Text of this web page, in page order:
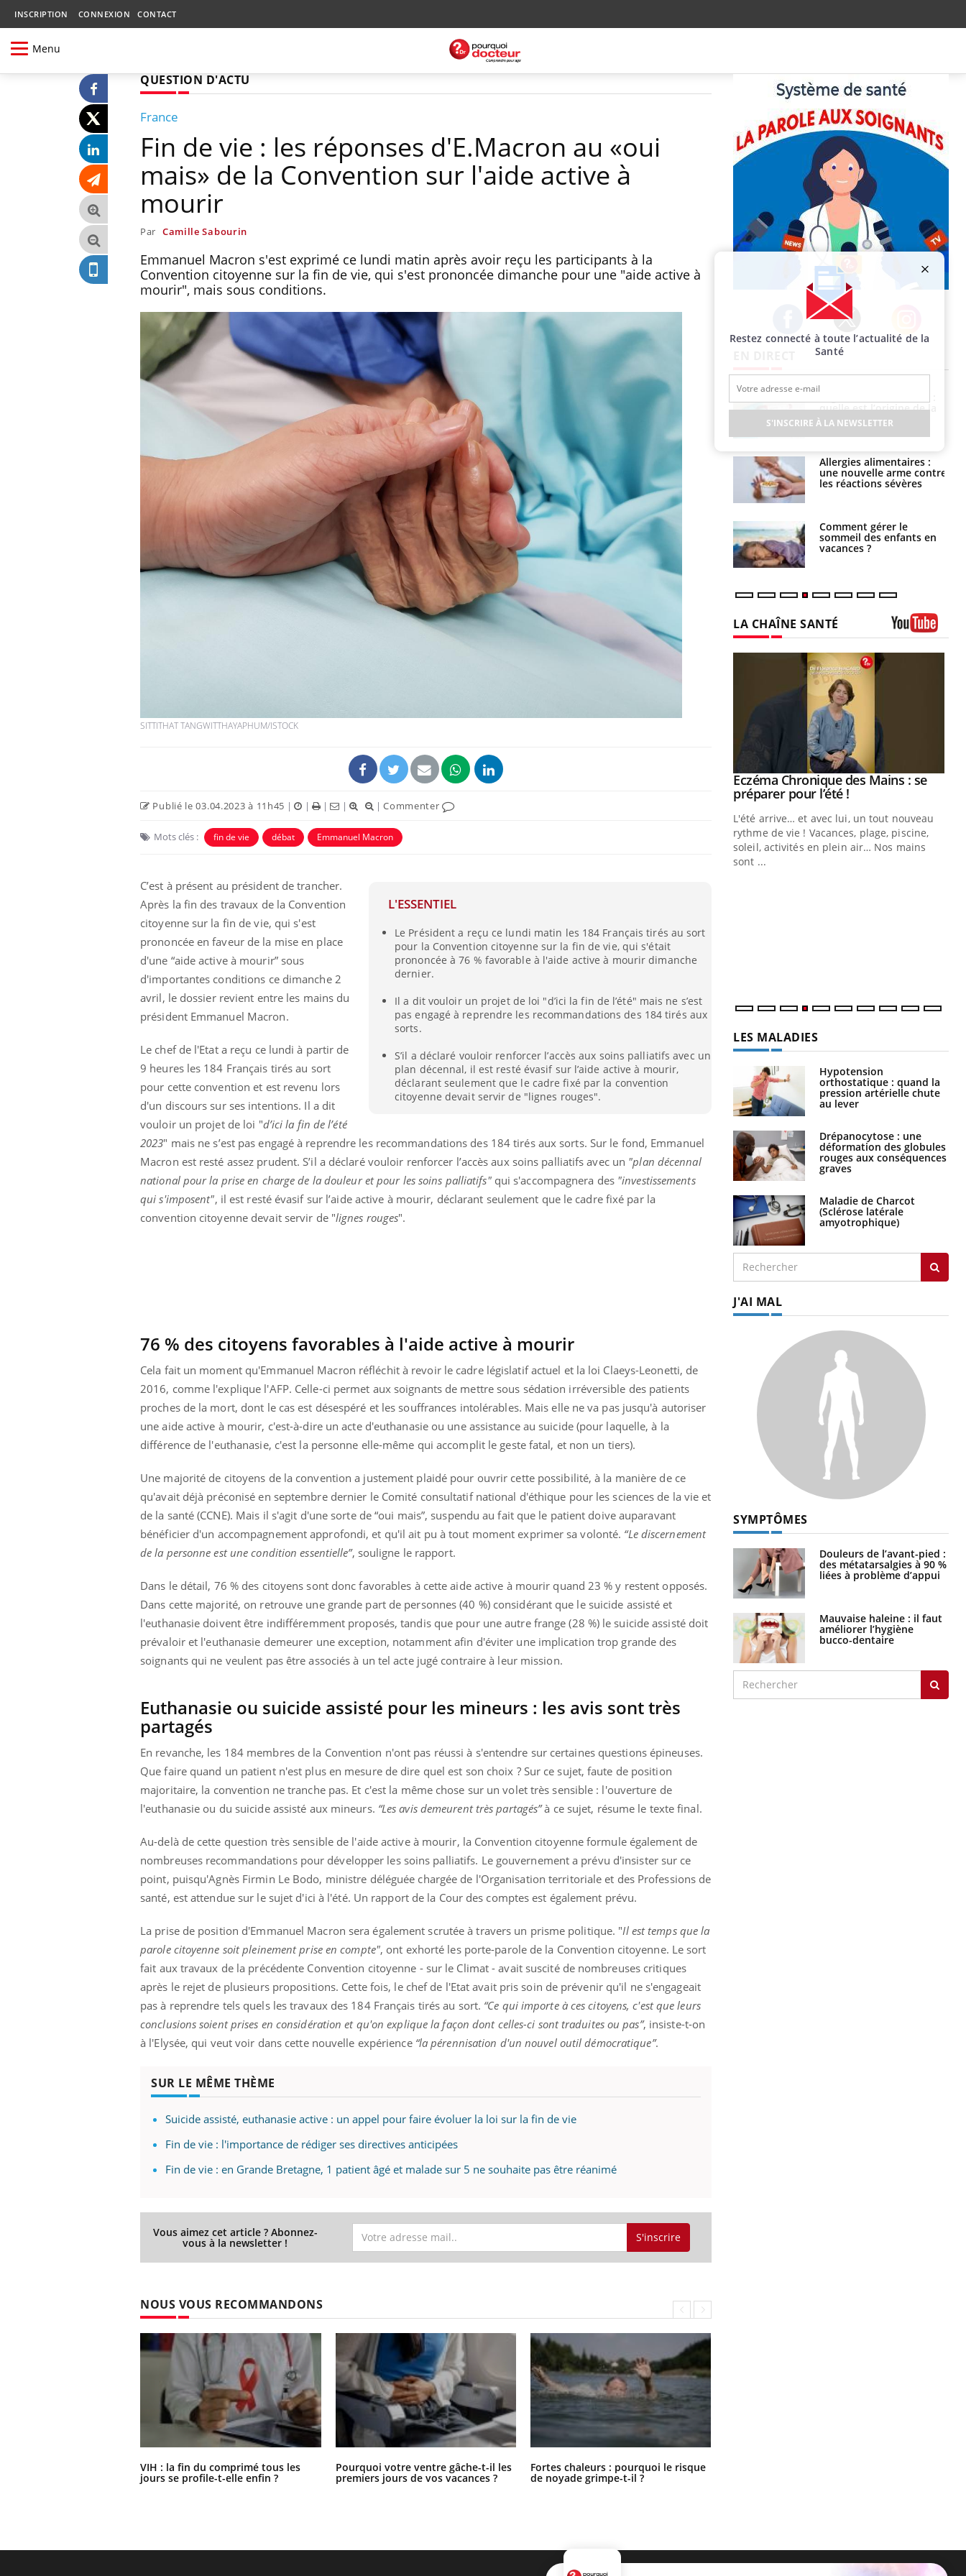
INSCRIPTION CONNEXION CONTACT
Menu
QUESTION D'ACTU
France
Fin de vie : les réponses d'E.Macron au «oui
mais» de la Convention sur l'aide active à
mourir
Par Camille Sabourin
Emmanuel Macron s'est exprimé ce lundi matin après avoir reçu les participants à la
Convention citoyenne sur la fin de vie, qui s'est prononcée dimanche pour une "aide active à
mourir", mais sous conditions.
SITTITHAT TANGWITTHAYAPHUM/ISTOCK
Publié le 03.04.2023 à 11h45 | | | | |Commenter
Mots clés : fin de vie débat Emmanuel Macron
L'ESSENTIEL
Le Président a reçu ce lundi matin les 184 Français tirés au sort
pour la Convention citoyenne sur la fin de vie, qui s'était
prononcée à 76 % favorable à l'aide active à mourir dimanche
dernier.
Il a dit vouloir un projet de loi "d’ici la fin de l’été" mais ne s’est
pas engagé à reprendre les recommandations des 184 tirés aux
sorts.
S’il a déclaré vouloir renforcer l’accès aux soins palliatifs avec un
plan décennal, il est resté évasif sur l’aide active à mourir,
déclarant seulement que le cadre fixé par la convention
citoyenne devait servir de "lignes rouges".
C’est à présent au président de trancher.
Après la fin des travaux de la Convention
citoyenne sur la fin de vie, qui s'est
prononcée en faveur de la mise en place
d'une “aide active à mourir” sous
d'importantes conditions ce dimanche 2
avril, le dossier revient entre les mains du
président Emmanuel Macron.
Le chef de l'Etat a reçu ce lundi à partir de
9 heures les 184 Français tirés au sort
pour cette convention et est revenu lors
d'un discours sur ses intentions. Il a dit
vouloir un projet de loi "d’ici la fin de l’été
2023" mais ne s’est pas engagé à reprendre les recommandations des 184 tirés aux sorts. Sur le fond, Emmanuel
Macron est resté assez prudent. S’il a déclaré vouloir renforcer l’accès aux soins palliatifs avec un "plan décennal
national pour la prise en charge de la douleur et pour les soins palliatifs"qui s'accompagnera des "investissements
qui s'imposent", il est resté évasif sur l’aide active à mourir, déclarant seulement que le cadre fixé par la
convention citoyenne devait servir de "lignes rouges".
76 % des citoyens favorables à l'aide active à mourir
Cela fait un moment qu'Emmanuel Macron réfléchit à revoir le cadre législatif actuel et la loi Claeys-Leonetti, de
2016, comme l'explique l'AFP. Celle-ci permet aux soignants de mettre sous sédation irréversible des patients
proches de la mort, dont le cas est désespéré et les souffrances intolérables. Mais elle ne va pas jusqu'à autoriser
une aide active à mourir, c'est-à-dire un acte d'euthanasie ou une assistance au suicide (pour laquelle, à la
différence de l'euthanasie, c'est la personne elle-même qui accomplit le geste fatal, et non un tiers).
Une majorité de citoyens de la convention a justement plaidé pour ouvrir cette possibilité, à la manière de ce
qu'avait déjà préconisé en septembre dernier le Comité consultatif national d'éthique pour les sciences de la vie et
de la santé (CCNE). Mais il s'agit d'une sorte de “oui mais”, suspendu au fait que le patient doive auparavant
bénéficier d'un accompagnement approfondi, et qu'il ait pu à tout moment exprimer sa volonté. “Le discernement
de la personne est une condition essentielle”, souligne le rapport.
Dans le détail, 76 % des citoyens sont donc favorables à cette aide active à mourir quand 23 % y restent opposés.
Dans cette majorité, on retrouve une grande part de personnes (40 %) considérant que le suicide assisté et
l'euthanasie doivent être indifféremment proposés, tandis que pour une autre frange (28 %) le suicide assisté doit
prévaloir et l'euthanasie demeurer une exception, notamment afin d'éviter une implication trop grande des
soignants qui ne veulent pas être associés à un tel acte jugé contraire à leur mission.
Euthanasie ou suicide assisté pour les mineurs : les avis sont très
partagés
En revanche, les 184 membres de la Convention n'ont pas réussi à s'entendre sur certaines questions épineuses.
Que faire quand un patient n'est plus en mesure de dire quel est son choix ? Sur ce sujet, faute de position
majoritaire, la convention ne tranche pas. Et c'est la même chose sur un volet très sensible : l'ouverture de
l'euthanasie ou du suicide assisté aux mineurs. “Les avis demeurent très partagés”à ce sujet, résume le texte final.
Au-delà de cette question très sensible de l'aide active à mourir, la Convention citoyenne formule également de
nombreuses recommandations pour développer les soins palliatifs. Le gouvernement a prévu d'insister sur ce
point, puisqu'Agnès Firmin Le Bodo, ministre déléguée chargée de l'Organisation territoriale et des Professions de
santé, est attendue sur le sujet d'ici à l'été. Un rapport de la Cour des comptes est également prévu.
La prise de position d'Emmanuel Macron sera également scrutée à travers un prisme politique. "Il est temps que la
parole citoyenne soit pleinement prise en compte", ont exhorté les porte-parole de la Convention citoyenne. Le sort
fait aux travaux de la précédente Convention citoyenne - sur le Climat - avait suscité de nombreuses critiques
après le rejet de plusieurs propositions. Cette fois, le chef de l'Etat avait pris soin de prévenir qu'il ne s'engageait
pas à reprendre tels quels les travaux des 184 Français tirés au sort. “Ce qui importe à ces citoyens, c'est que leurs
conclusions soient prises en considération et qu'on explique la façon dont celles-ci sont traduites ou pas”, insiste-t-on
à l'Elysée, qui veut voir dans cette nouvelle expérience “la pérennisation d'un nouvel outil démocratique”.
SUR LE MÊME THÈME
Suicide assisté, euthanasie active : un appel pour faire évoluer la loi sur la fin de vie
Fin de vie : l'importance de rédiger ses directives anticipées
Fin de vie : en Grande Bretagne, 1 patient âgé et malade sur 5 ne souhaite pas être réanimé
Vous aimez cet article ? Abonnez-
vous à la newsletter ! S'inscrire
NOUS VOUS RECOMMANDONS
VIH : la fin du comprimé tous les
jours se profile-t-elle enfin ?
Pourquoi votre ventre gâche-t-il les
premiers jours de vos vacances ?
Fortes chaleurs : pourquoi le risque
de noyade grimpe-t-il ?
Facebook Twitter Instagram
VIH : la fin du comprimé
tous les jours se profile-t-
elle enfin ?
Pourquoi votre ventre
jours de vos vacances ?
Fortes chaleurs :
pourquoi le risque de
noyade grimpe-t-il ?
Le Viagra pourrait-il
freiner la propagation du
cancer ?
Pourquoi manger moins
de protéines pourrait
finalement être bénéfique
Grossesse et chaleur : ce
que dit la science
Le smartphone nuit-il à
l'apprentissage de la
vacances, elle reste dans
le coma pendant 42 jours
Mordue par un
barracuda, une petite fille
secourue grâce à un
réflexe essentiel
quelle est l’origine de la
contamination ?
Allergies alimentaires :
une nouvelle arme contre
les réactions sévères
Comment gérer le
sommeil des enfants en
vacances ?
LA CHAÎNE SANTÉ
d'autres non ! D'un côté, poser des
questions sur la maladie d'un proche c'est
Carence en fer : comprendre pour
même alopécie… Les symptômes de la
carence en fer sont multiples ce qui la rend
Youtube
Eczéma Chronique des Mains : se
préparer pour l’été !Youtube
L'été arrive… et avec lui, un tout nouveau
rythme de vie ! Vacances, plage, piscine,
soleil, activités en plein air… Nos mains
sont ...
LES MALADIES
Hypotension
orthostatique : quand la
pression artérielle chute
au lever
Drépanocytose : une
déformation des globules
rouges aux conséquences
graves
Maladie de Charcot
(Sclérose latérale
amyotrophique)
J'AI MAL
SYMPTÔMES
Douleurs de l’avant-pied :
des métatarsalgies à 90 %
liées à problème d’appui
Mauvaise haleine : il faut
améliorer l’hygiène
bucco-dentaire
Restez connecté à toute l’actualité de la
Santé
S'INSCRIRE À LA NEWSLETTER